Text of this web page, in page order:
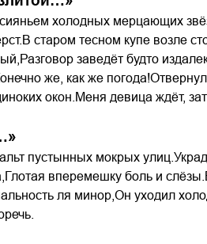
холодных мерцающих
старом тесном купе возле
заведёт будто
же, как же
окон.Меня девица ждёт,
пустынных мокрых
вперемешку боль и
ля минор,Он уходил